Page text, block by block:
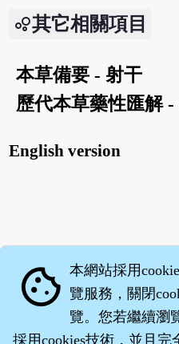
其它相關項目
本草備要 - 射干
歷代本草藥性匯解
English version
cookie 本網站採用
覽服務，關閉
覽。您若繼續瀏
採用cookies技術，並且完